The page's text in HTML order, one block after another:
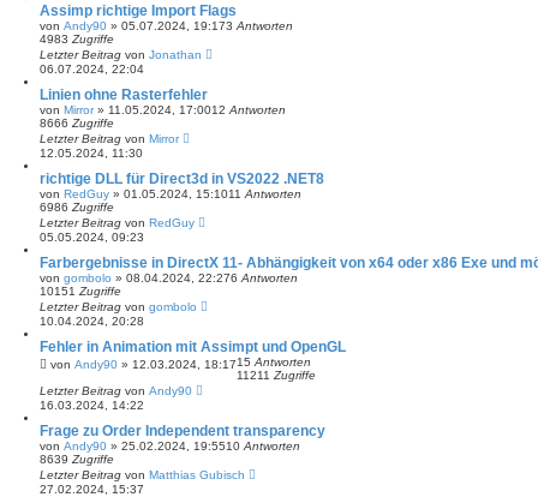
Assimp richtige Import Flags
von Andy90 » 05.07.2024, 19:173 Antworten
4983 Zugriffe
Letzter Beitrag von Jonathan
06.07.2024, 22:04
Linien ohne Rasterfehler
von Mirror» 11.05.2024, 17:0012 Antworten
8666 Zugriffe
Letzter Beitrag von Mirror
12.05.2024, 11:30
richtige DLL für Direct3d in VS2022 .NET8
von RedGuy » 01.05.2024, 15:1011 Antworten
6986 Zugriffe
Letzter Beitrag von RedGuy
05.05.2024, 09:23
Farbergebnisse in DirectX 11- Abhängigkeit von x64 oder x86 Exe und
von gombolo » 08.04.2024, 22:276 Antworten
10151 Zugriffe
Letzter Beitrag von gombolo
10.04.2024, 20:28
Fehler in Animation mit Assimpt und OpenGL
von Andy90 » 12.03.2024, 18:1715 Antworten
11211 Zugriffe
Letzter Beitrag von Andy90
16.03.2024, 14:22
Frage zu Order Independent transparency
von Andy90 » 25.02.2024, 19:5510 Antworten
8639 Zugriffe
Letzter Beitrag von Matthias Gubisch
27.02.2024, 15:37